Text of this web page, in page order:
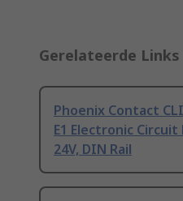
Gerelateerde Links
Phoenix Contact
E1 Electronic
24V, DIN Rail